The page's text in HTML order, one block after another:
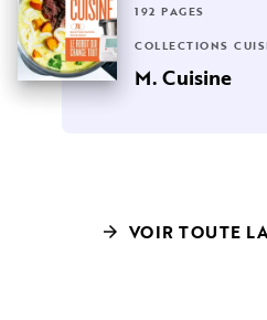
192 PAGES
COLLECTIONS
M. Cuisine
arrow_forward VOIR TOUTE